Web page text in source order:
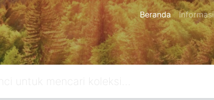
Beranda Informasi